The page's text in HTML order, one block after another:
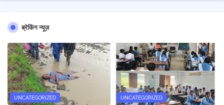
ब्रेकिंग न्यूज़
UNCATEGORIZED UNCATEGORIZED